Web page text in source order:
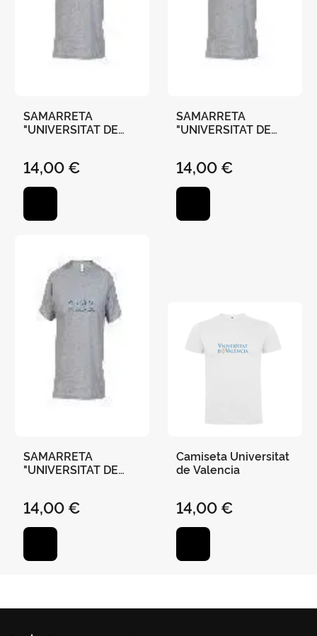
SAMARRETA
"UNIVERSITAT DE
14,00 €
SAMARRETA
"UNIVERSITAT DE
14,00 €
SAMARRETA
"UNIVERSITAT DE
14,00 €
Camiseta Universitat
de Valencia
14,00 €